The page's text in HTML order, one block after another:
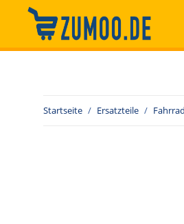
Startseite Ersatzteile